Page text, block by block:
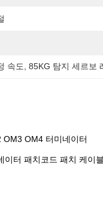
속도 , 85KG 탐지 세르보
OM4 터미네이터
이터 패치코드 패치 케이블